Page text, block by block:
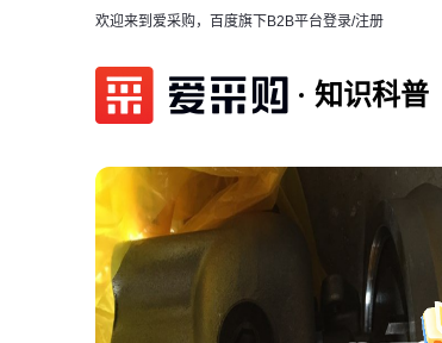
欢迎来到爱采购，百度旗下B2B平台登录/注册
知识科普